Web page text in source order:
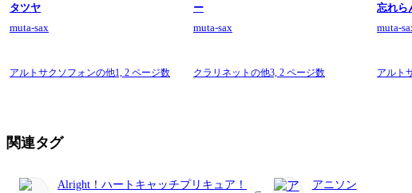
タツヤ
muta-sax
アルトサクソフォンの他1, 2 ページ数
ー
muta-sax
クラリネットの他3,2 ページ数
忘れら
muta-
アルト
関連タグ
Alright！ハートキャッチプリキュア！ アニソン